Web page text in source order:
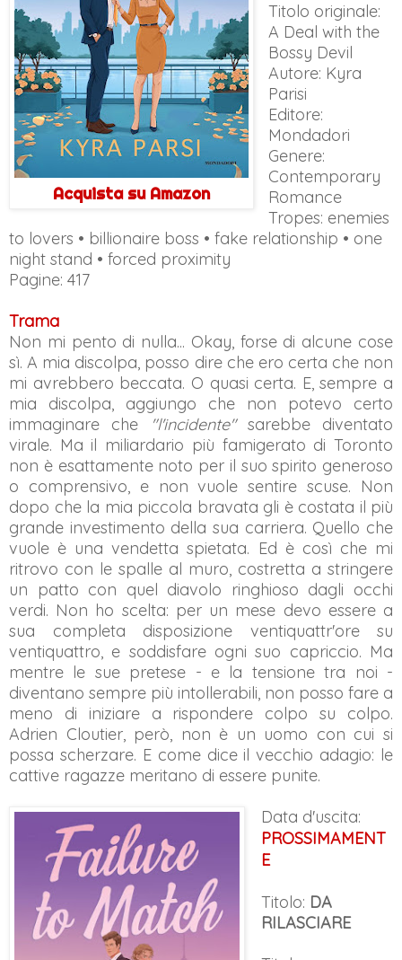
Acquista su Amazon
Titolo originale:
A Deal with the
Bossy Devil
Autore: Kyra
Parisi
Editore:
Mondadori
Genere:
Contemporary
Romance
Tropes: enemies
to lovers • billionaire boss • fake relationship • one
night stand • forced proximity
Pagine: 417
Trama
Non mi pento di nulla... Okay, forse di alcune cose
sì. A mia discolpa, posso dire che ero certa che non
mi avrebbero beccata. O quasi certa. E, sempre a
mia discolpa, aggiungo che non potevo certo
immaginare che
"l'incidente"sarebbe diventato
virale. Ma il miliardario più famigerato di Toronto
non è esattamente noto per il suo spirito generoso
o comprensivo, e non vuole sentire scuse. Non
dopo che la mia piccola bravata gli è costata il più
grande investimento della sua carriera. Quello che
vuole è una vendetta spietata. Ed è così che mi
ritrovo con le spalle al muro, costretta a stringere
un patto con quel diavolo ringhioso dagli occhi
verdi. Non ho scelta: per un mese devo essere a
sua completa disposizione ventiquattr'ore su
ventiquattro, e soddisfare ogni suo capriccio. Ma
mentre le sue pretese - e la tensione tra noi -
diventano sempre più intollerabili, non posso fare a
meno di iniziare a rispondere colpo su colpo.
Adrien Cloutier, però, non è un uomo con cui si
possa scherzare. E come dice il vecchio adagio: le
cattive ragazze meritano di essere punite.
Data d'uscita:
PROSSIMAMENT
E
Titolo: DA
RILASCIARE